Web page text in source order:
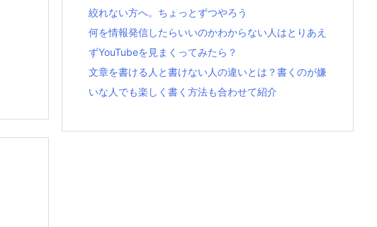
絞れない方へ。ちょっとずつやろう
何を情報発信したらいいのかわからない人はとりあえ
ずYouTubeを見まくってみたら？
文章を書ける人と書けない人の違いとは？書くのが嫌
いな人でも楽しく書く方法も合わせて紹介